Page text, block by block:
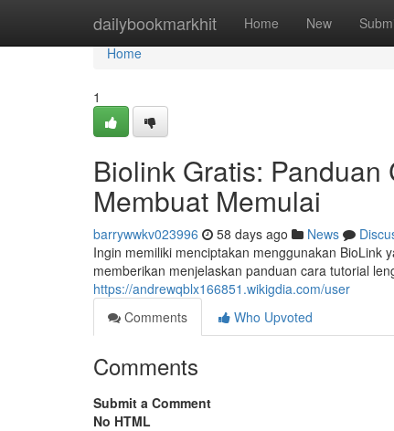
dailybookmarkhit Home New
Home
Home
1
Biolink Gratis:
Membuat Memulai
barrywwkv023996 58 days ago News
Ingin memiliki menciptakan menggunakan BioLink
memberikan menjelaskan panduan cara tutorial
https://andrewqblx166851.wikigdia.com/user
Comments
Who Upvoted
Comments
Submit a Comment
No HTML